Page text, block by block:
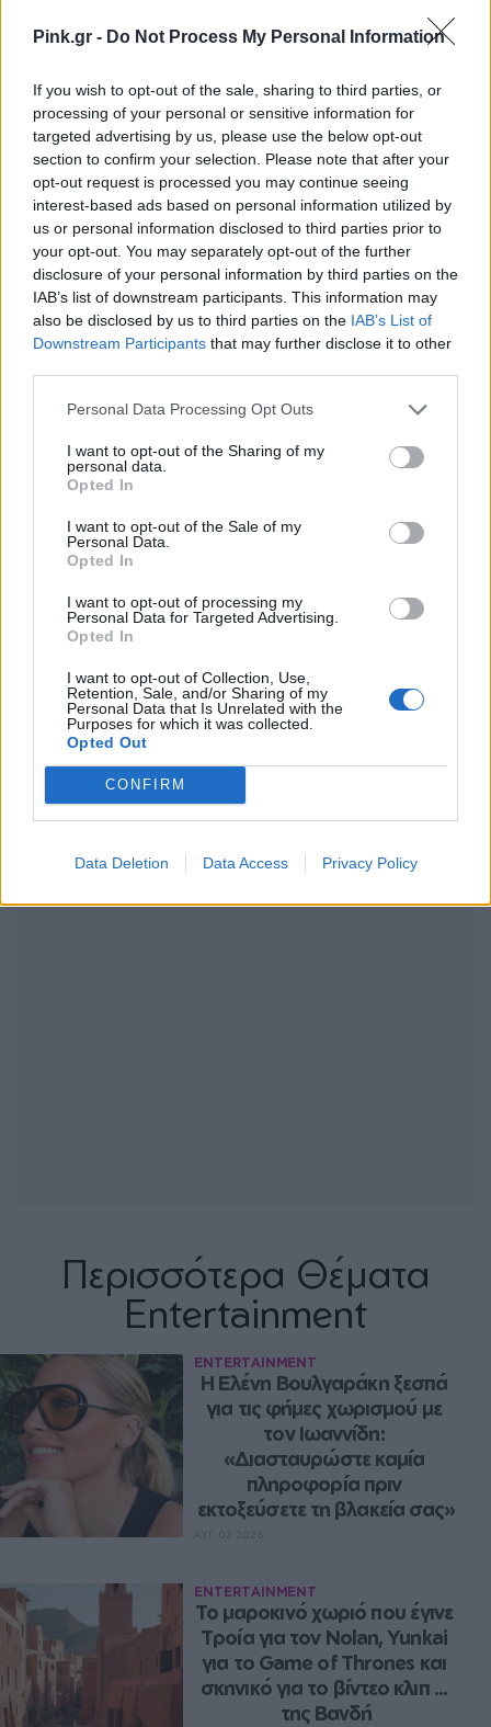
Pink.gr - Do Not Process My Personal Information
If you wish to opt-out of the sale, sharing to third parties, or
processing of your personal or sensitive information for
targeted advertising by us, please use the below opt-out
section to confirm your selection. Please note that after your
opt-out request is processed you may continue seeing
interest-based ads based on personal information utilized by
us or personal information disclosed to third parties prior to
your opt-out. You may separately opt-out of the further
disclosure of your personal information by third parties on the
IAB’s list of downstream participants. This information may
also be disclosed by us to third parties on the IAB’s List of
Downstream Participants that may further disclose it to other
Personal Data Processing Opt Outs
I want to opt-out of the Sharing of my
personal data.
Opted In
I want to opt-out of the Sale of my
Personal Data.
Opted In
I want to opt-out of processing my
Personal Data for Targeted Advertising.
Opted In
I want to opt-out of Collection, Use,
Retention, Sale, and/or Sharing of my
Personal Data that Is Unrelated with the
Purposes for which it was collected.
Opted Out
CONFIRM
Data Deletion Data Access Privacy Policy
και μάθετε
πρώτοιτα πιο hot νέα.
Περισσότερα Θέματα
Entertainment
ENTERTAINMENT
Η Ελένη Βουλγαράκη ξεσπά
για τις φήμες χωρισμού με
τον Ιωαννίδη:
«Διασταυρώστε καμία
πληροφορία πριν
εκτοξεύσετε τη βλακεία σας»
ENTERTAINMENT
Το μαροκινό χωριό που έγινε
Τροία για τον Nolan, Yunkai
για το Game of Thrones και
σκηνικό για το βίντεο κλιπ ...
της Βανδή